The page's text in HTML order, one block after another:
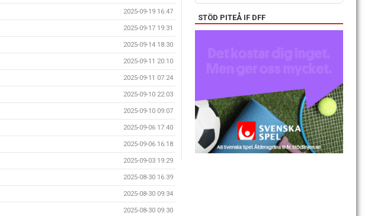
2025-09-19 16:47
2025-09-17 19:31
2025-09-14 18:30
2025-09-11 20:10
2025-09-11 07:24
2025-09-10 22:03
2025-09-10 09:07
2025-09-06 17:40
2025-09-06 16:18
2025-09-03 19:29
2025-08-30 16:39
2025-08-30 09:34
2025-08-30 09:30
STÖD PITEÅ IF DFF